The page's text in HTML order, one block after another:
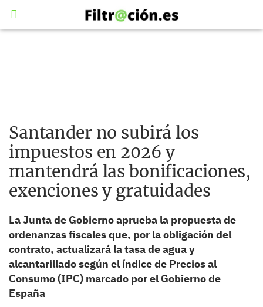
Santander no subirá los
impuestos en 2026 y
mantendrá las bonificaciones,
exenciones y gratuidades
La Junta de Gobierno aprueba la propuesta de
ordenanzas fiscales que, por la obligación del
contrato, actualizará la tasa de agua y
alcantarillado según el índice de Precios al
Consumo (IPC) marcado por el Gobierno de
España